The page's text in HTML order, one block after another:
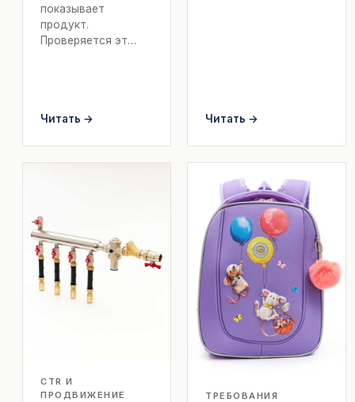
показывает
продукт.
Проверяется эт…
Читать → Читать →
CTR И
ПРОДВИЖЕНИЕ
ТРЕБОВАНИЯ